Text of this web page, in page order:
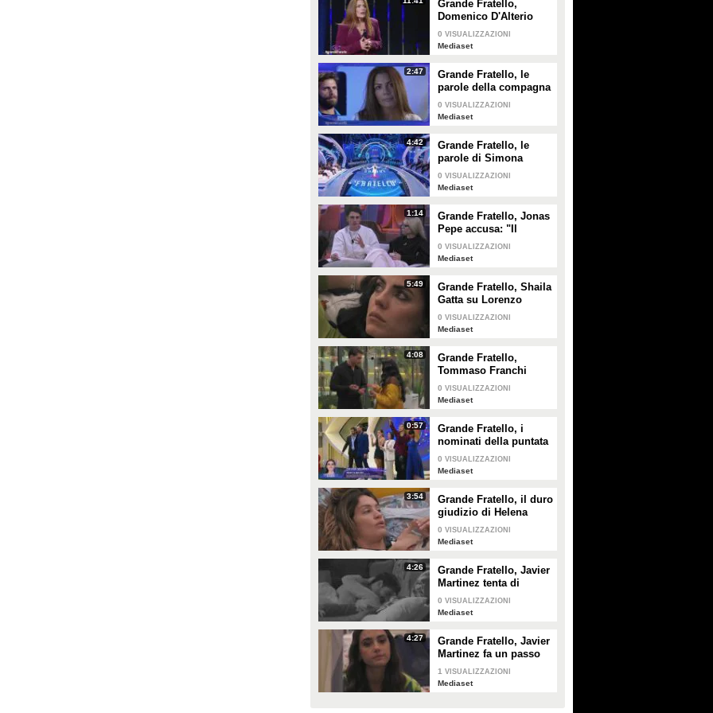
Grande Fratello,
Domenico D'Alterio
affronta la sua
compagna Valentina
0 VISUALIZZAZIONI
Mediaset
2:47
Grande Fratello, le
parole della compagna
di Domenico D'Alterio
0 VISUALIZZAZIONI
Mediaset
4:42
Grande Fratello, le
parole di Simona
Ventura per Anita
Mazzotta
0 VISUALIZZAZIONI
Mediaset
1:14
Grande Fratello, Jonas
Pepe accusa: "Il
contatto tra alcuni è
strategia"
0 VISUALIZZAZIONI
Mediaset
5:49
Grande Fratello, Shaila
Gatta su Lorenzo
Spolverato: "Non
siamo più noi due, è
0 VISUALIZZAZIONI
Mediaset
4:08
Grande Fratello,
Tommaso Franchi
spiega a Shaila Gatta
le ragioni del
Spolverato
0 VISUALIZZAZIONI
Mediaset
0:57
Grande Fratello, i
nominati della puntata
di giovedì 30 gennaio
0 VISUALIZZAZIONI
Mediaset
3:54
Grande Fratello, il duro
giudizio di Helena
Prestes su Zeudi Di
Palma e Javier
0 VISUALIZZAZIONI
Mediaset
4:26
Grande Fratello, Javier
Martinez tenta di
confortare Zeudi Di
Palma
0 VISUALIZZAZIONI
Mediaset
4:27
Grande Fratello, Javier
Martinez fa un passo
indietro con Zeudi Di
Palma
1 VISUALIZZAZIONI
Mediaset
PLAY
66 • di Mediaset